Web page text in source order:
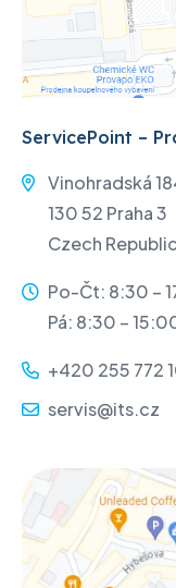
ServicePoint –
Vinohradská
130 52 Praha 3
Czech Republic
Po-Čt: 8:30 –
Pá: 8:30 –
+420 255 772
servis@its.cz